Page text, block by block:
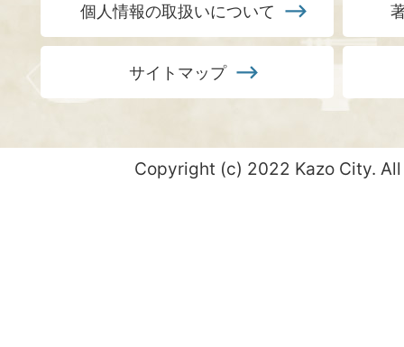
個人情報の取扱いについて
サイトマップ
Copyright (c) 2022 Kazo City.